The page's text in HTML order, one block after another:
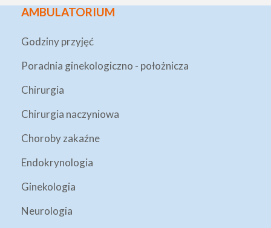
AMBULATORIUM
Godziny przyjęć
Poradnia ginekologiczno - położnicza
Chirurgia
Chirurgia naczyniowa
Choroby zakaźne
Endokrynologia
Ginekologia
Neurologia